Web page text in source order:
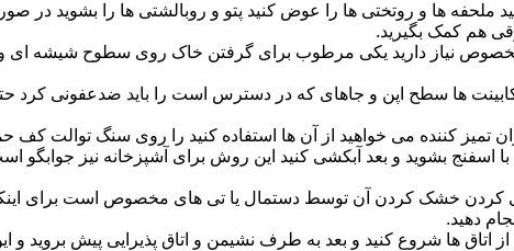
ملحفه ها و روتختی ها را عوض کنید پتو و روبالشتی ها را بشوید در صورت
هم کمک بگیرید.
مخصوص نیاز دارید یکی مرطوب برای گرفتن خاک روی سطوح شیشه
ها سطح اپن و جاهای که در دسترس است را باید ضدعفونی کرد
تمیز کننده می خواهید از آن ها استفاده کنید را روی سنگ توالت کف
اسفنج بشوید و بعد آبکشی کنید این روش برای آشپزخانه نیز
خشک کردن آن توسط دستمال یا تی های مخصوص است برای اینکه
دهید.
ها شروع کنید و بعد به طرف نشیمن و اتاق پذیرایی پیش بروید و این